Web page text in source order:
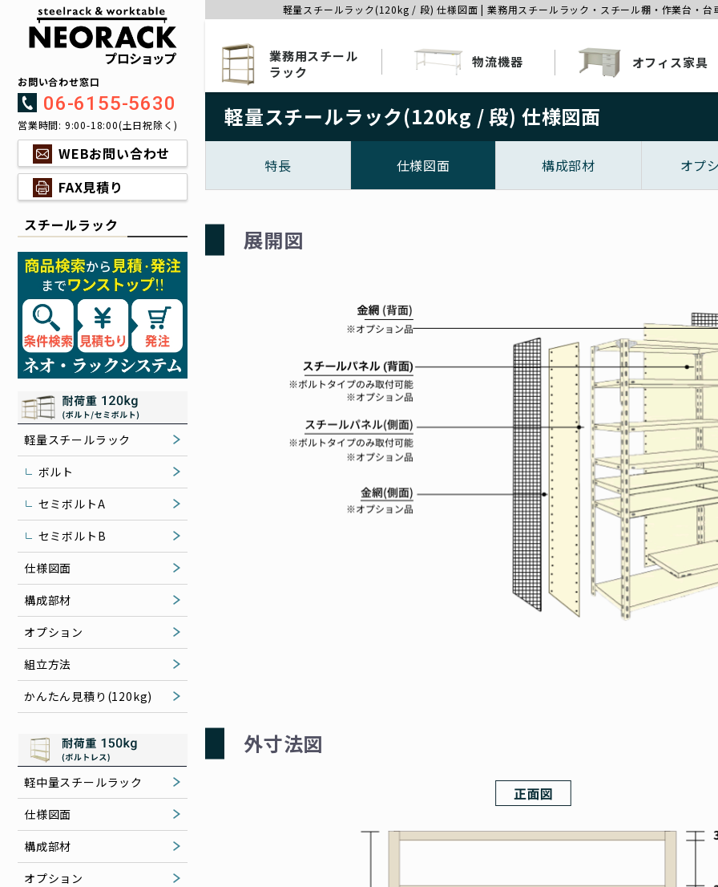
お問い合わせ窓口
06-6155-5630
営業時間: 9:00-18:00(土日祝除く)
WEBお問い合わせ
FAX見積り
スチールラック
軽量スチールラック
ボルト
セミボルトA
セミボルトB
仕様図面
構成部材
オプション
組立方法
かんたん見積り(120kg)
軽中量スチールラック
仕様図面
構成部材
オプション
軽量スチールラック(120kg / 段) 仕様図面 | 業務用スチールラック・スチール棚・作業台・台
業務用スチール
ラック
物流機器 オフィス家具
軽量スチールラック(120kg / 段) 仕様図面
特長 仕様図面 構成部材 オプ
展開図
外⼨法図